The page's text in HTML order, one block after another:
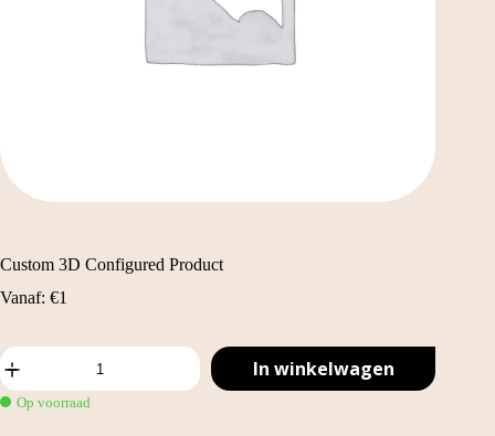
Custom 3D Configured Product
Vanaf: €1
Custom
3D
Configured
Product
In winkelwagen
Op voorraad